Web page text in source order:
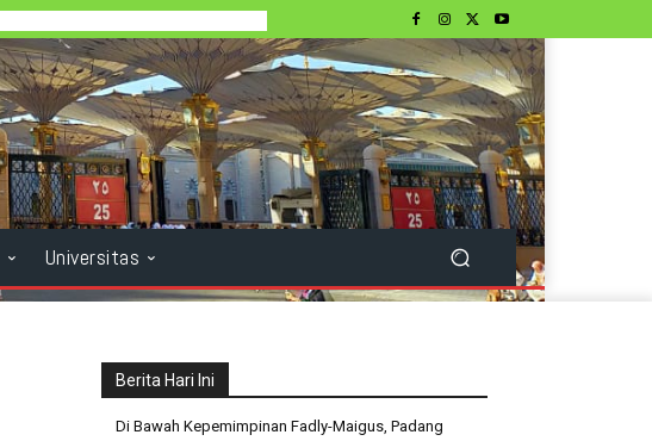
Universitas
Berita Hari Ini
Di Bawah Kepemimpinan Fadly-Maigus, Padang